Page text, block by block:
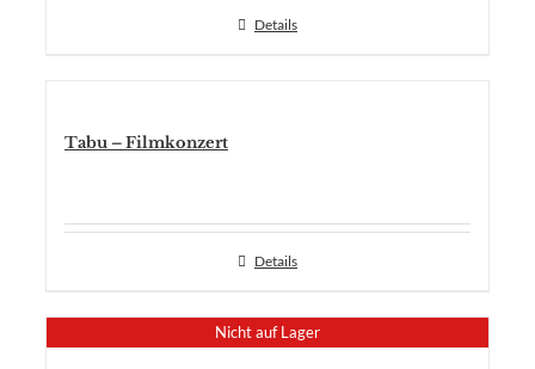
Details
Tabu – Filmkonzert
Details
Nicht auf Lager